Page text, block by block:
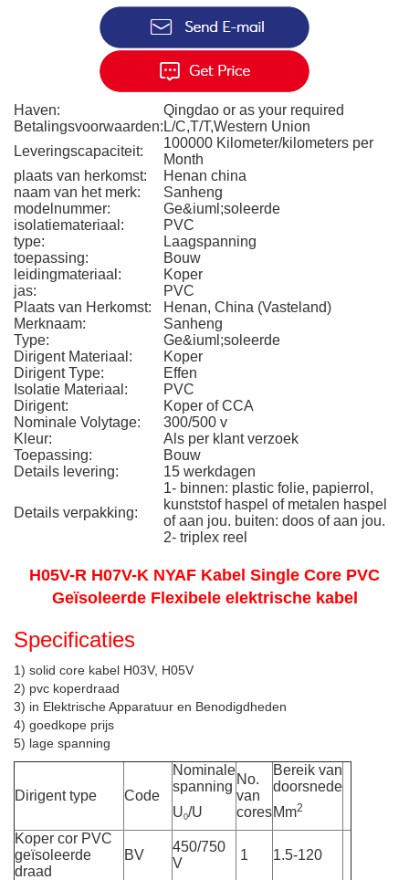
Haven:
Qingdao or as your required
Betalingsvoorwaarden: L/C,T/T,Western Union
Leveringscapaciteit:
100000 Kilometer/kilometers per
Month
plaats van herkomst:
Henan china
naam van het merk:
Sanheng
modelnummer:
Ge&iuml;soleerde
isolatiemateriaal:
PVC
type:
Laagspanning
toepassing:
Bouw
leidingmateriaal:
Koper
jas:
PVC
Plaats van Herkomst:
Henan, China (Vasteland)
Merknaam:
Sanheng
Type:
Ge&iuml;soleerde
Dirigent Materiaal:
Koper
Dirigent Type:
Effen
Isolatie Materiaal:
PVC
Dirigent:
Koper of CCA
Nominale Volytage:
300/500 v
Kleur:
Als per klant verzoek
Toepassing:
Bouw
Details levering:
15 werkdagen
Details verpakking:
1- binnen: plastic folie, papierrol,
kunststof haspel of metalen haspel
of aan jou. buiten: doos of aan jou.
2- triplex reel
H05V-R H07V-K NYAF Kabel Single Core PVC
Geïsoleerde Flexibele elektrische kabel
Specificaties
1) solid core kabel H03V, H05V
2) pvc koperdraad
3) in Elektrische Apparatuur en Benodigdheden
4) goedkope prijs
5) lage spanning
Dirigent type Code
Nominale
spanning
U0/U
No.
van
cores
Bereik van
doorsnede
Mm2
Koper cor PVC
geïsoleerde
draad
BV
450/750
V
1 1.5-120